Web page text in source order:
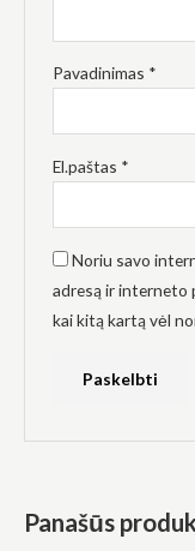
Pavadinimas *
El.paštas *
Noriu savo
adresą ir interneto
kai kitą kartą vėl
Panašūs